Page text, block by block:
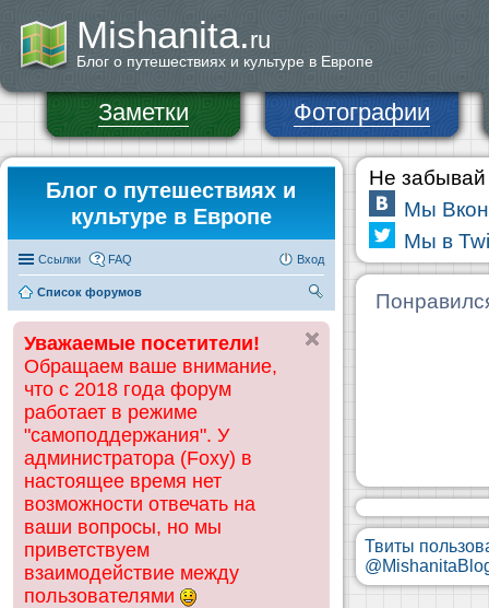
Mishanita.ru
Блог о путешествиях и культуре в Европе
Заметки Фотографии
Блог о путешествиях и
культуре в Европе
Ссылки FAQ Вход
Список форумов
ск
Уважаемые посетители!
Обращаем ваше внимание,
что с 2018 года форум
работает в режиме
"самоподдержания". У
администратора (Foxy) в
настоящее время нет
возможности отвечать на
ваши вопросы, но мы
приветствуем
взаимодействие между
пользователями
Не забывай
Мы
Мы в
Твиты